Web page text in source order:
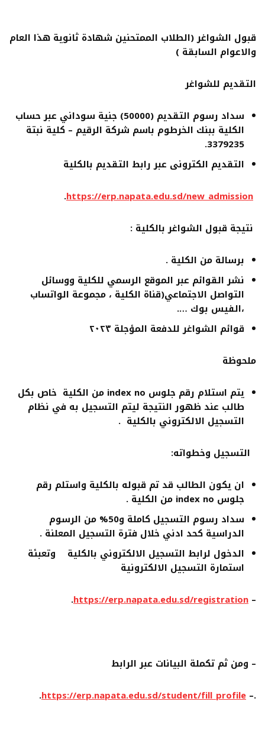
قبول الشواغر(الطلاب الممتحنين شهادة ثانوية هذا العام
والاعوام السابقة )
التقديم للشواغر
سداد رسوم التقديم (50000) جنية سوداني عبر حساب
الكلية ببنك الخرطوم باسم شركة الرقيم – كلية نبتة
3379235.
التقديم الكترونى عبر رابط التقديم بالكلية
https://erp.napata.edu.sd/new_admission
.
نتيجة قبول الشواغر بالكلية :
برسالة من الكلية .
نشر القوائم عبر الموقع الرسمي للكلية ووسائل
التواصل الاجتماعي(قناة الكلية ، مجموعة الواتساب
،الفيس بوك ….
قوائم الشواغر للدفعة المؤجلة ٢٠٢٣
ملحوظة
يتم استلام رقم جلوس index no من الكلية خاص بكل
طالب عند ظهور النتيجة ليتم التسجيل به في نظام
التسجيل الالكتروني بالكلية .
التسجيل وخطواته:
ان يكون الطالب قد تم قبوله بالكلية واستلم رقم
جلوس index no من الكلية .
سداد رسوم التسجيل كاملة و50% من الرسوم
الدراسية كحد ادني خلال فترة التسجيل المعلنة .
الدخول لرابط التسجيل الالكتروني بالكلية وتعبئة
استمارة التسجيل الالكترونية
–
https://erp.napata.edu.sd/registration
.
– ومن ثم تكملة البيانات عبر الرابط
.
–
https://erp.napata.edu.sd/student/fill_profile
.